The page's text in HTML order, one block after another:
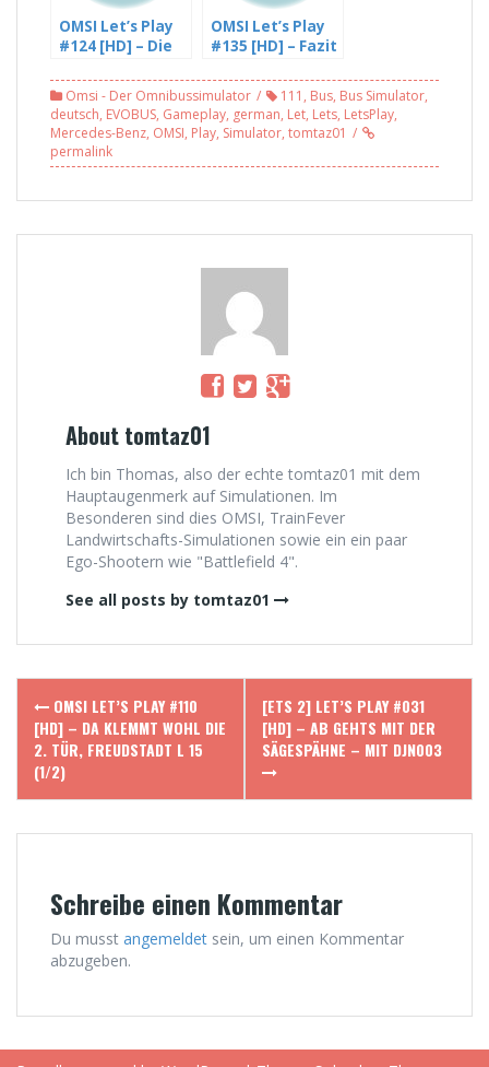
OMSI Let’s Play
#124 [HD] – Die
immer noch da,
Römerberg 3.0 –
mit Freddy LP
(2/6)
OMSI Let’s Play
#135 [HD] – Fazit
+ Outtakes – mit
Freddy LP (4/4)
Omsi - Der Omnibussimulator 111 , Bus, Bus Simulator,
deutsch, EVOBUS, Gameplay, german, Let, Lets, LetsPlay,
Mercedes-Benz, OMSI, Play, Simulator, tomtaz01
permalink
About tomtaz01
Ich bin Thomas, also der echte tomtaz01 mit dem
Hauptaugenmerk auf Simulationen. Im
Besonderen sind dies OMSI, TrainFever
Landwirtschafts-Simulationen sowie ein ein paar
Ego-Shootern wie "Battlefield 4".
See all posts by tomtaz01
Post
navigation
OMSI LET’S PLAY #110
[HD] – DA KLEMMT WOHL DIE
2. TÜR, FREUDSTADT L 15
(1/2)
[ETS 2] LET’S PLAY #031
[HD] – AB GEHTS MIT DER
SÄGESPÄHNE – MIT DJN003
Schreibe einen Kommentar
Du musst angemeldet sein, um einen Kommentar
abzugeben.